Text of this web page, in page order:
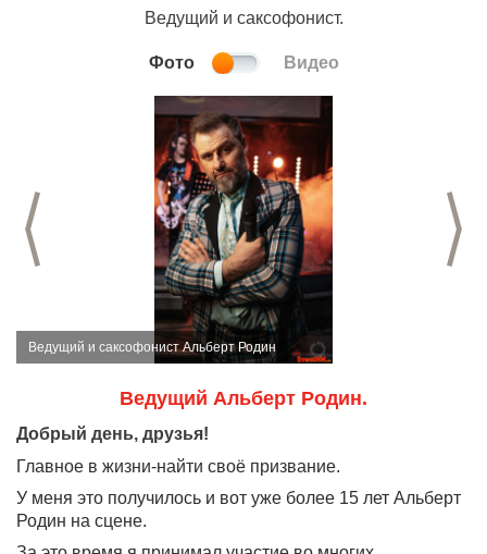
Ведущий и саксофонист.
Фото Видео
Предыдущий слайд
Ведущий и саксофонист Альберт Родин
Ведущий Альберт Родин.
Добрый день, друзья!
Главное в жизни-найти своё призвание.
У меня это получилось и вот уже более 15 лет Альберт
Родин на сцене.